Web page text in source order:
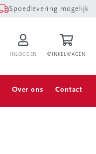
Spoedlevering mogelijk
INLOGGEN WINKELWAGEN
Over ons Contact